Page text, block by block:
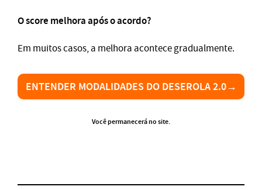
O score melhora após o acordo?
Em muitos casos, a melhora acontece gradualmente.
ENTENDER MODALIDADES DO DESEROLA 2.0→
Você permanecerá no site.